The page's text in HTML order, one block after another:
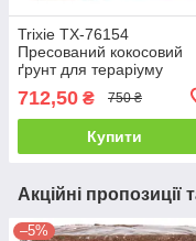
Trixie TX-76154
Пресований кокосовий
ґрунт для тераріуму
712,50 ₴ 750 ₴
Купити
Акційні пропозиції
–5%